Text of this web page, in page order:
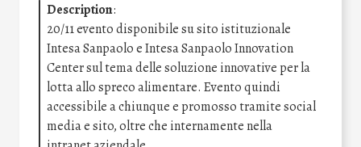
Description:
20/11 evento disponibile su sito istituzionale
Intesa Sanpaolo e Intesa Sanpaolo Innovation
Center sul tema delle soluzione innovative per la
lotta allo spreco alimentare. Evento quindi
accessibile a chiunque e promosso tramite social
media e sito, oltre che internamente nella